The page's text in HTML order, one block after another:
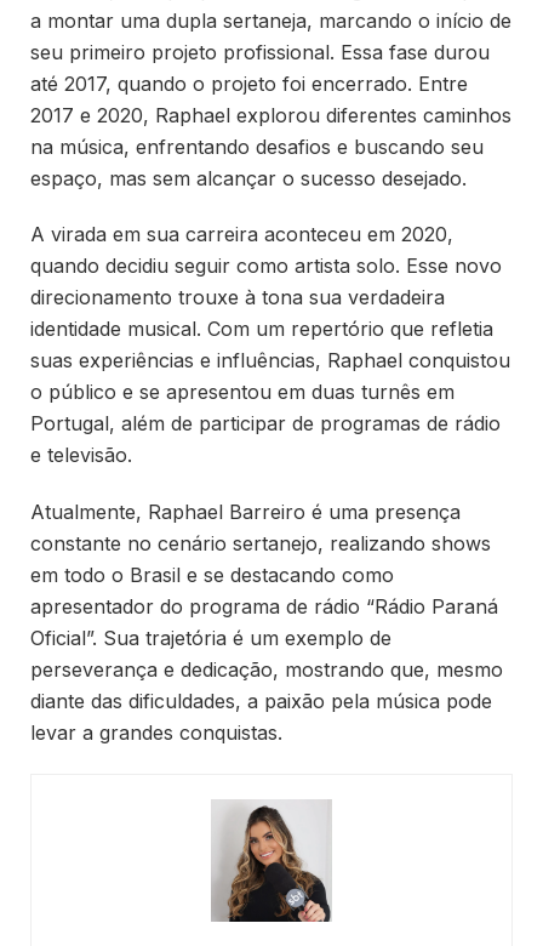
a montar uma dupla sertaneja, marcando o início de
seu primeiro projeto profissional. Essa fase durou
até 2017, quando o projeto foi encerrado. Entre
2017 e 2020, Raphael explorou diferentes caminhos
na música, enfrentando desafios e buscando seu
espaço, mas sem alcançar o sucesso desejado.
A virada em sua carreira aconteceu em 2020,
quando decidiu seguir como artista solo. Esse novo
direcionamento trouxe à tona sua verdadeira
identidade musical. Com um repertório que refletia
suas experiências e influências, Raphael conquistou
o público e se apresentou em duas turnês em
Portugal, além de participar de programas de rádio
e televisão.
Atualmente, Raphael Barreiro é uma presença
constante no cenário sertanejo, realizando shows
em todo o Brasil e se destacando como
apresentador do programa de rádio “Rádio Paraná
Oficial”. Sua trajetória é um exemplo de
perseverança e dedicação, mostrando que, mesmo
diante das dificuldades, a paixão pela música pode
levar a grandes conquistas.